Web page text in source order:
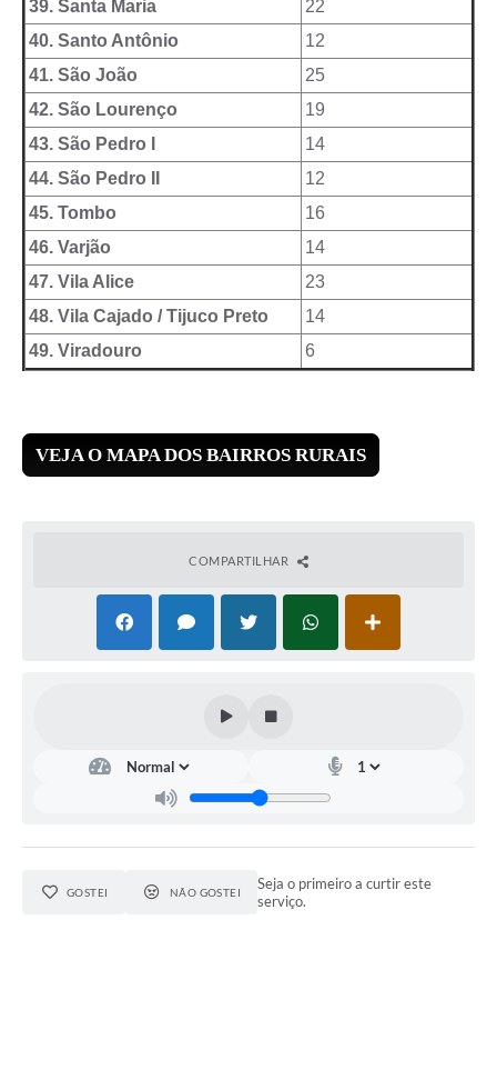
39. Santa Maria
22
40. Santo Antônio
12
41. São João
25
42. São Lourenço
19
43. São Pedro I
14
44. São Pedro II
12
45. Tombo
16
46. Varjão
14
47. Vila Alice
23
48. Vila Cajado / Tijuco Preto
14
49. Viradouro
6
VEJA O MAPA DOS BAIRROS RURAIS
COMPARTILHAR
GOSTEI NÃO GOSTEI
Seja o primeiro a curtir este
serviço.